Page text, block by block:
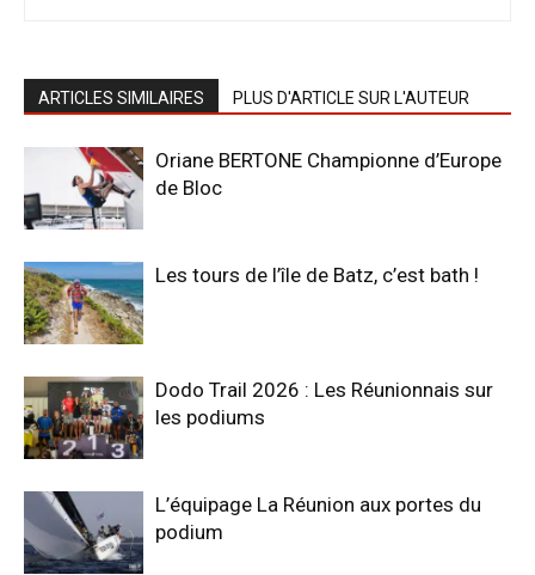
ARTICLES SIMILAIRES PLUS D'ARTICLE SUR L'AUTEUR
Oriane BERTONE Championne d’Europe
de Bloc
Les tours de l’île de Batz, c’est bath !
Dodo Trail 2026 : Les Réunionnais sur
les podiums
L’équipage La Réunion aux portes du
podium